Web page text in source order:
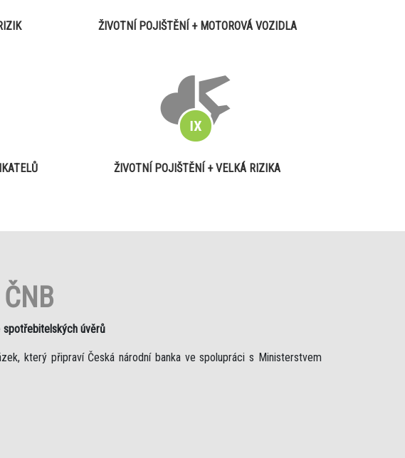
ŽIVOTNÍ POJIŠTĚNÍ + MOTOROVÁ VOZIDLA
ŽIVOTNÍ POJIŠTĚNÍ + VELKÁ RIZIKA
spotřebitelských úvěrů
který připraví Česká národní banka ve spolupráci s Ministerstvem